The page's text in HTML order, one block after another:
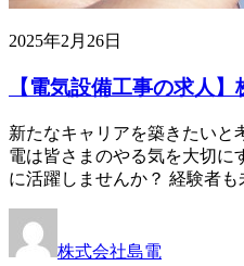
2025年2月26日
【電気設備工事の求人
新たなキャリアを築きたいと
電は皆さまのやる気を大切に
に活躍しませんか？ 経験者
株式会社島電